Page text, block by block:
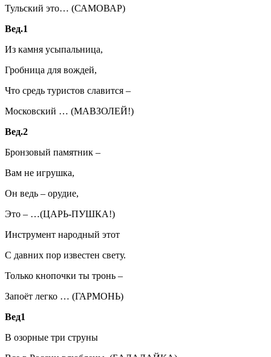
Тульский это… (САМОВАР)
Вед.1
Из камня усыпальница,
Гробница для вождей,
Что средь туристов славится –
Московский … (МАВЗОЛЕЙ!)
Вед.2
Бронзовый памятник –
Вам не игрушка,
Он ведь – орудие,
Это – …(ЦАРЬ-ПУШКА!)
Инструмент народный этот
С давних пор известен свету.
Только кнопочки ты тронь –
Запоёт легко … (ГАРМОНЬ)
Вед1
В озорные три струны